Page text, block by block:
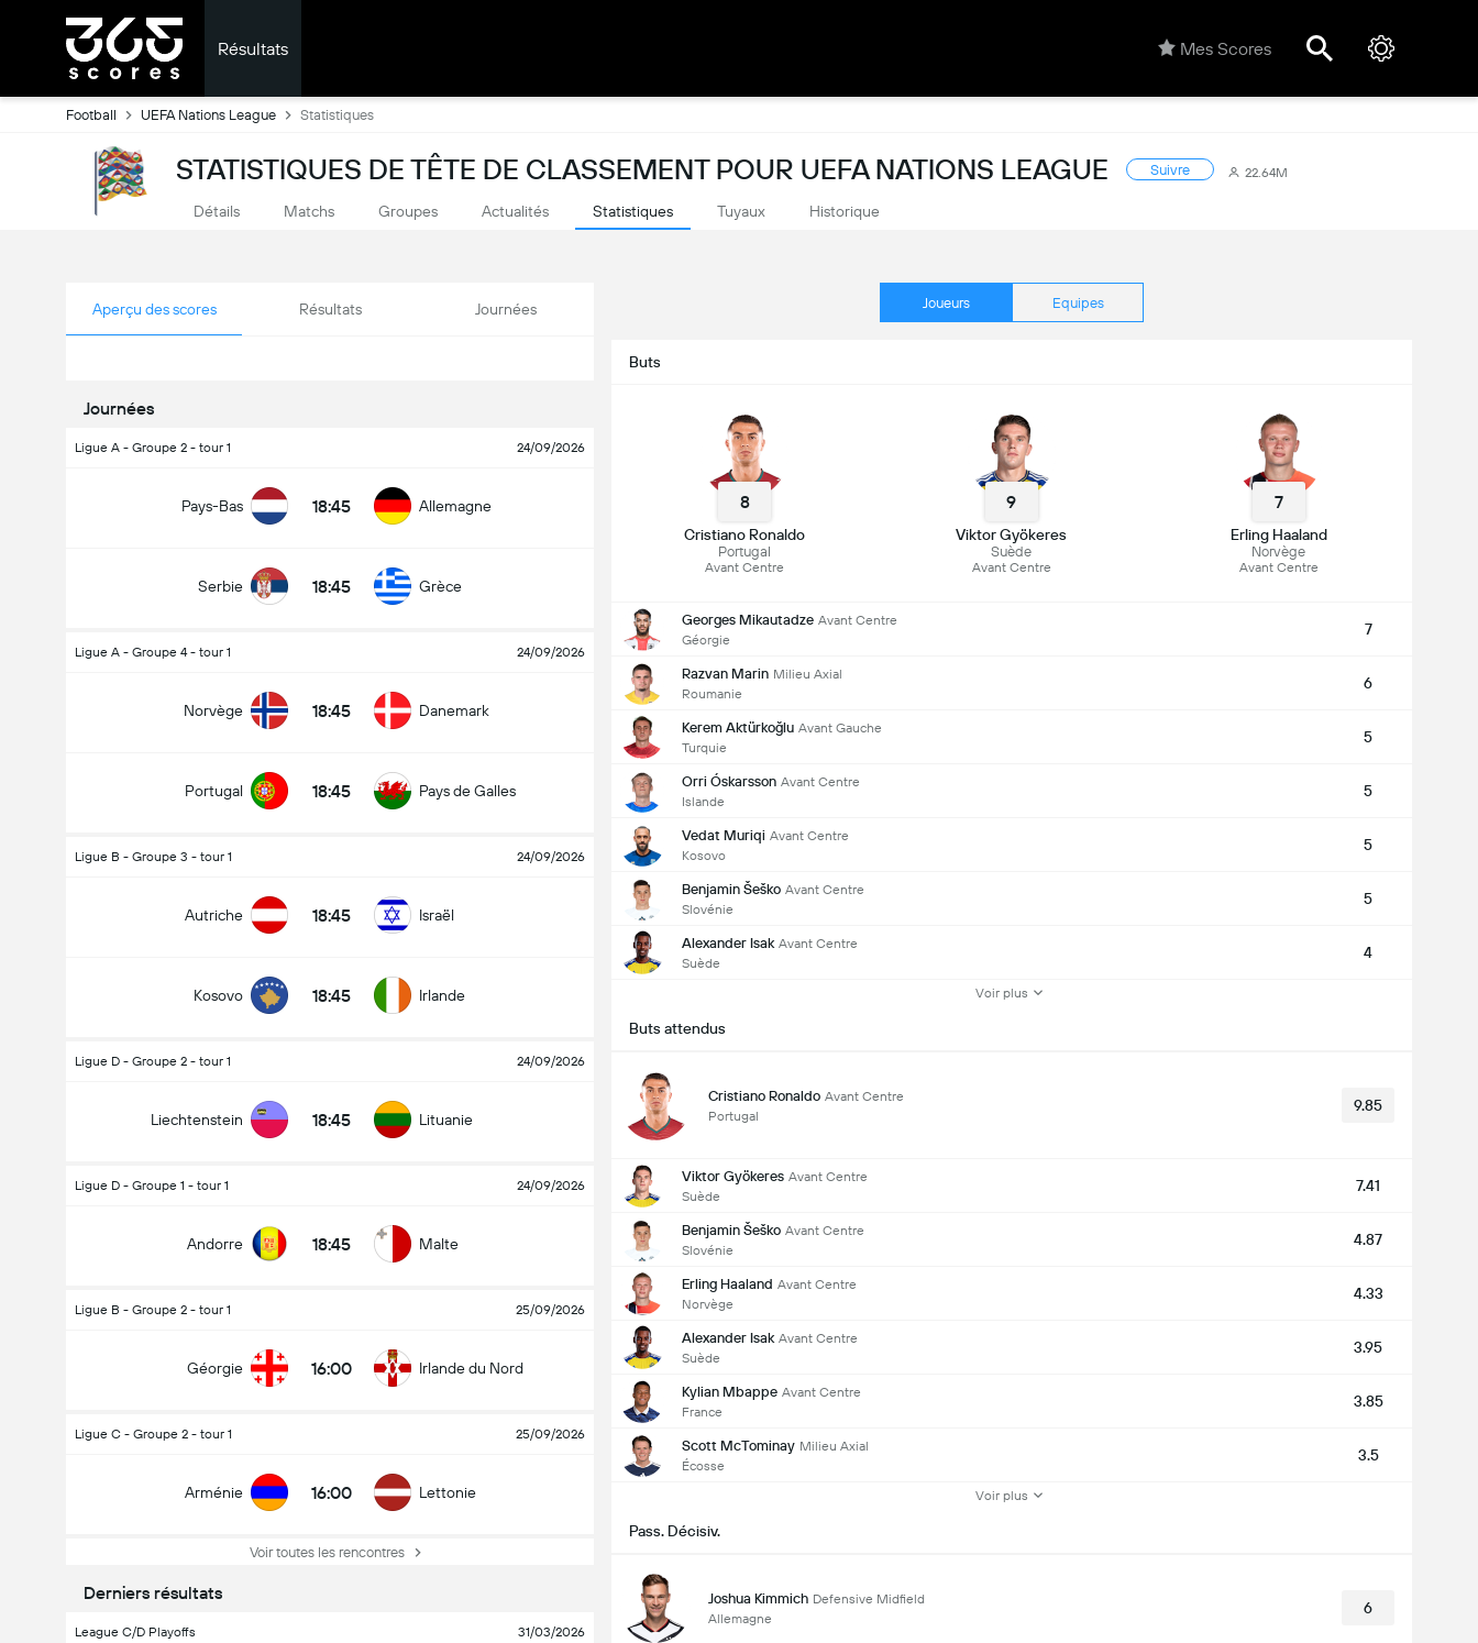
Résultats Mes Scores
Football UEFA Nations League Statistiques
STATISTIQUES DE TÊTE DE CLASSEMENT POUR UEFA NATIONS LEAGUE Suivre 22.64M
Détails Matchs Groupes Actualités Statistiques Tuyaux Historique
Aperçu des scores Résultats Journées
Journées
Ligue A - Groupe 2 - tour 1 24/09/2026
Pays-Bas 18:45 Allemagne
Serbie 18:45 Grèce
Ligue A - Groupe 4 - tour 1 24/09/2026
Norvège 18:45 Danemark
Portugal 18:45 Pays de Galles
Ligue B - Groupe 3 - tour 1 24/09/2026
Autriche 18:45 Israël
Kosovo 18:45 Irlande
Ligue D - Groupe 2 - tour 1 24/09/2026
Liechtenstein 18:45 Lituanie
Ligue D - Groupe 1 - tour 1 24/09/2026
Andorre 18:45 Malte
Ligue B - Groupe 2 - tour 1 25/09/2026
Géorgie 16:00 Irlande du Nord
Ligue C - Groupe 2 - tour 1 25/09/2026
Arménie 16:00 Lettonie
Voir toutes les rencontres
Derniers résultats
League C/D Playoffs 31/03/2026
Joueurs Equipes
Buts
8
Cristiano Ronaldo
Portugal
Avant Centre
9
Viktor Gyökeres
Suède
Avant Centre
7
Erling Haaland
Norvège
Avant Centre
Georges Mikautadze Avant Centre
Géorgie
7
Razvan Marin Milieu Axial
Roumanie
6
Kerem Aktürkoğlu Avant Gauche
Turquie
5
Orri Óskarsson Avant Centre
Islande
5
Vedat Muriqi Avant Centre
Kosovo
5
Benjamin Šeško Avant Centre
Slovénie
5
Alexander Isak Avant Centre
Suède
4
Voir plus
Buts attendus
Cristiano Ronaldo Avant Centre
Portugal
9.85
Viktor Gyökeres Avant Centre
Suède
7.41
Benjamin Šeško Avant Centre
Slovénie
4.87
Erling Haaland Avant Centre
Norvège
4.33
Alexander Isak Avant Centre
Suède
3.95
Kylian Mbappe Avant Centre
France
3.85
Scott McTominay Milieu Axial
Écosse
3.5
Voir plus
Pass. Décisiv.
Joshua Kimmich Defensive Midfield
Allemagne
6